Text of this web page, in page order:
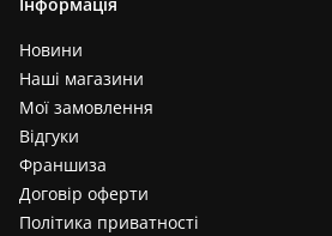
Новини
Наші магазини
Мої замовлення
Відгуки
Франшиза
Договір оферти
Політика приватності